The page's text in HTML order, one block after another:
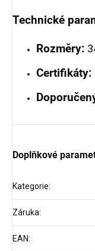
Technické
Rozměry:
Certifikáty:
Doplňkové
Kategorie:
Záruka:
EAN: